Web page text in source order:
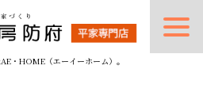
・HOME（エーイーホーム）。